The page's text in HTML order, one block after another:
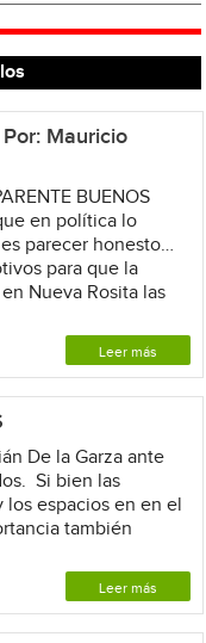
Mauricio
BUENOS
en política lo
parecer honesto…
para que la
Nueva Rosita las
Leer más
De la Garza ante
Si bien las
los espacios en en el
también
Leer más